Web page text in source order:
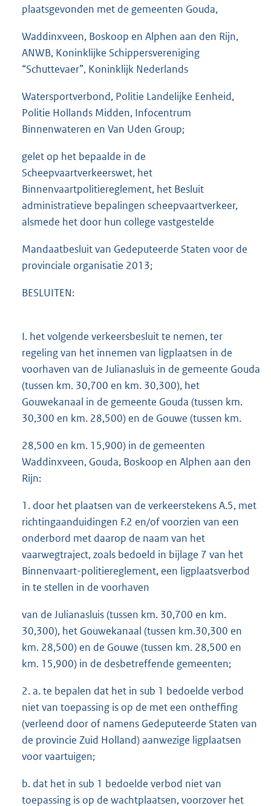
plaatsgevonden met de gemeenten Gouda,
Waddinxveen, Boskoop en Alphen aan den Rijn,
ANWB, Koninklijke Schippersvereniging
“Schuttevaer”, Koninklijk Nederlands
Watersportverbond, Politie Landelijke Eenheid,
Politie Hollands Midden, Infocentrum
Binnenwateren en Van Uden Group;
gelet op het bepaalde in de
Scheepvaartverkeerswet, het
Binnenvaartpolitiereglement, het Besluit
administratieve bepalingen scheepvaartverkeer,
alsmede het door hun college vastgestelde
Mandaatbesluit van Gedeputeerde Staten voor de
provinciale organisatie 2013;
BESLUITEN:
I. het volgende verkeersbesluit te nemen, ter
regeling van het innemen van ligplaatsen in de
voorhaven van de Julianasluis in de gemeente Gouda
(tussen km. 30,700 en km. 30,300), het
Gouwekanaal in de gemeente Gouda (tussen km.
30,300 en km. 28,500) en de Gouwe (tussen km.
28,500 en km. 15,900) in de gemeenten
Waddinxveen, Gouda, Boskoop en Alphen aan den
Rijn:
1. door het plaatsen van de verkeerstekens A.5, met
richtingaanduidingen F.2 en/of voorzien van een
onderbord met daarop de naam van het
vaarwegtraject, zoals bedoeld in bijlage 7 van het
Binnenvaart-politiereglement, een ligplaatsverbod
in te stellen in de voorhaven
van de Julianasluis (tussen km. 30,700 en km.
30,300), het Gouwekanaal (tussen km.30,300 en
km. 28,500) en de Gouwe (tussen km. 28,500 en
km. 15,900) in de desbetreffende gemeenten;
2. a. te bepalen dat het in sub 1 bedoelde verbod
niet van toepassing is op de met een ontheffing
(verleend door of namens Gedeputeerde Staten van
de provincie Zuid Holland) aanwezige ligplaatsen
voor vaartuigen;
b. dat het in sub 1 bedoelde verbod niet van
toepassing is op de wachtplaatsen, voorzover het